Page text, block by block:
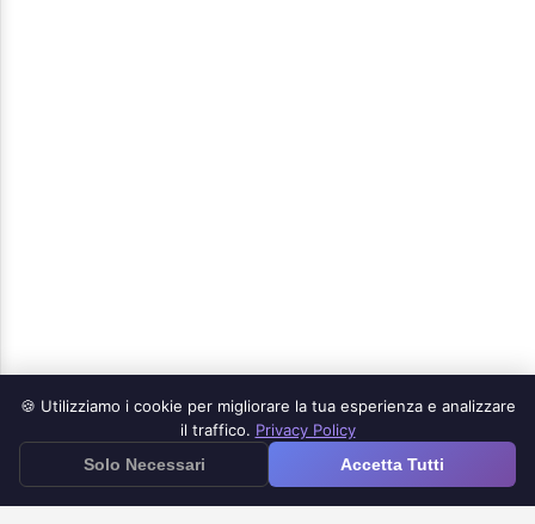
Prodotti
App Google Forms per iOS
Google Forms to Doc
🍪 Utilizziamo i cookie per migliorare la tua esperienza e analizzare
il traffico. Privacy Policy
Solo Necessari
Accetta Tutti